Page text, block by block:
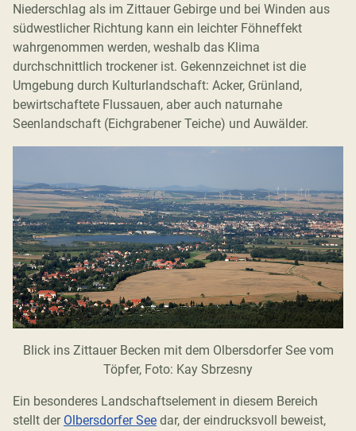
Niederschlag als im Zittauer Gebirge und bei Winden aus
südwestlicher Richtung kann ein leichter Föhneffekt
wahrgenommen werden, weshalb das Klima
durchschnittlich trockener ist. Gekennzeichnet ist die
Umgebung durch Kulturlandschaft: Acker, Grünland,
bewirtschaftete Flussauen, aber auch naturnahe
Seenlandschaft (Eichgrabener Teiche) und Auwälder.
Blick ins Zittauer Becken mit dem Olbersdorfer See vom
Töpfer, Foto: Kay Sbrzesny
Ein besonderes Landschaftselement in diesem Bereich
stellt der Olbersdorfer See dar, der eindrucksvoll beweist,